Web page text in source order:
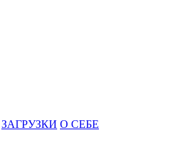
ЗАГРУЗКИ О СЕБЕ